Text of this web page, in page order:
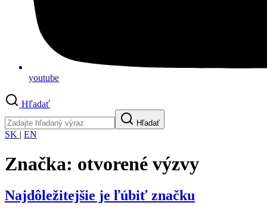
youtube
Hľadať
Hľadať
SK | EN
Značka: otvorené výzvy
Najdôležitejšie je ľúbiť značku